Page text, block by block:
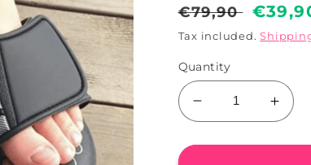
Regular
price
€79,90 Sale
price
Tax included.
Quantity
Decrease
quantity
for
for